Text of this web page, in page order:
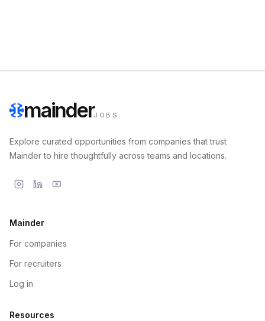
mainderJOBS
Explore curated opportunities from companies that trust
Mainder to hire thoughtfully across teams and locations.
Mainder
For companies
For recruiters
Log in
Resources